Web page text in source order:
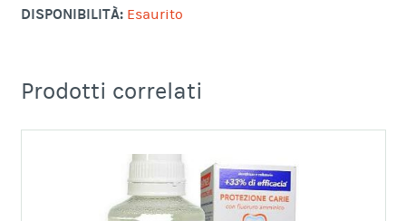
DISPONIBILITÀ: Esaurito
Prodotti correlati